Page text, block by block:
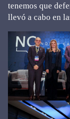
tenemos que
llevó a cabo en